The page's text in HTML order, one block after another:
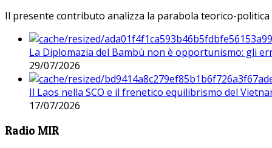
Il presente contributo analizza la parabola teorico-
La Diplomazia del Bambù non è opportunismo: gli
29/07/2026
Il Laos nella SCO e il frenetico equilibrismo del
17/07/2026
Radio MIR